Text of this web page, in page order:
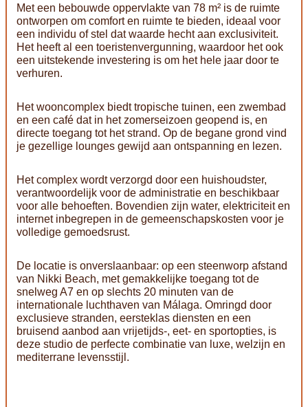
Met een bebouwde oppervlakte van 78 m² is de ruimte
ontworpen om comfort en ruimte te bieden, ideaal voor
een individu of stel dat waarde hecht aan exclusiviteit.
Het heeft al een toeristenvergunning, waardoor het ook
een uitstekende investering is om het hele jaar door te
verhuren.
Het wooncomplex biedt tropische tuinen, een zwembad
en een café dat in het zomerseizoen geopend is, en
directe toegang tot het strand. Op de begane grond vind
je gezellige lounges gewijd aan ontspanning en lezen.
Het complex wordt verzorgd door een huishoudster,
verantwoordelijk voor de administratie en beschikbaar
voor alle behoeften. Bovendien zijn water, elektriciteit en
internet inbegrepen in de gemeenschapskosten voor je
volledige gemoedsrust.
De locatie is onverslaanbaar: op een steenworp afstand
van Nikki Beach, met gemakkelijke toegang tot de
snelweg A7 en op slechts 20 minuten van de
internationale luchthaven van Málaga. Omringd door
exclusieve stranden, eersteklas diensten en een
bruisend aanbod aan vrijetijds-, eet- en sportopties, is
deze studio de perfecte combinatie van luxe, welzijn en
mediterrane levensstijl.